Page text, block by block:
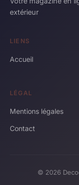
extérieur
LIENS
Accueil
LÉGAL
Mentions légales
Contact
© 2026